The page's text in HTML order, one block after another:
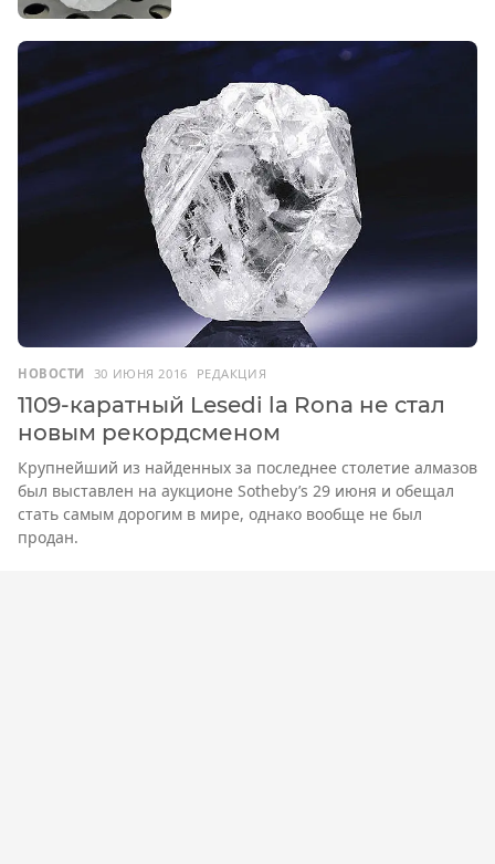
НОВОСТИ 30 ИЮНЯ 2016 РЕДАКЦИЯ
1109-каратный Lesedi la Rona не стал
новым рекордсменом
Крупнейший из найденных за последнее столетие алмазов
был выставлен на аукционе Sotheby’s 29 июня и обещал
стать самым дорогим в мире, однако вообще не был
продан.